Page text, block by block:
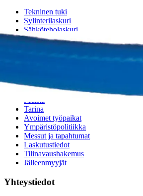
Tekninen tuki
Sylinterilaskuri
Sähköteholaskuri
Virtausnopeuslaskuri
Hammaspyöräpumpun tilavuuslaskuri
Hydrauliteholaskuri
Magneettikelahaku
Meistä
Tarina
Avoimet työpaikat
Ympäristöpolitiikka
Messut ja tapahtumat
Laskutustiedot
Tilinavaushakemus
Jälleenmyyjät
Yhteystiedot